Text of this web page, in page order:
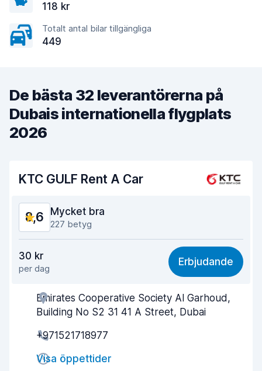
118 kr
Totalt antal bilar tillgängliga
449
De bästa 32 leverantörerna på
Dubais internationella flygplats
2026
KTC GULF Rent A Car
8,6 Mycket bra
227 betyg
8,4
Lätt att hitta 8,7
Kvalitet på kundservice
30 kr
per dag
Erbjudande
Emirates Cooperative Society Al Garhoud,
Building No S2 31 41 A Street, Dubai
+971521718977
Visa öppettider